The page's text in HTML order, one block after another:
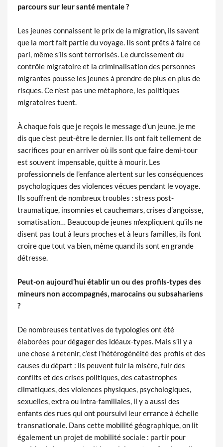
parcours sur leur santé mentale ?
Les jeunes connaissent le prix de la migration, ils savent
que la mort fait partie du voyage. Ils sont prêts à faire ce
pari, même s’ils sont terrorisés. Le durcissement du
contrôle migratoire et la criminalisation des personnes
migrantes pousse les jeunes à prendre de plus en plus de
risques. Ce n’est pas une métaphore, les politiques
migratoires tuent.
À chaque fois que je reçois le message d’un jeune, je me
dis que c’est peut-être le dernier. Ils ont fait tellement de
sacrifices pour en arriver où ils sont que faire demi-tour
est souvent impensable, quitte à mourir. Les
professionnels de l’enfance alertent sur les conséquences
psychologiques des violences vécues pendant le voyage.
Ils souffrent de nombreux troubles : stress post-
traumatique, insomnies et cauchemars, crises d’angoisse,
somatisation… Beaucoup de jeunes m’expliquent qu’ils ne
disent pas tout à leurs proches et à leurs familles, ils font
croire que tout va bien, même quand ils sont en grande
détresse.
Peut-on aujourd’hui établir un ou des profils-types des
mineurs non accompagnés, marocains ou subsahariens
?
De nombreuses tentatives de typologies ont été
élaborées pour dégager des idéaux-types. Mais s’il y a
une chose à retenir, c’est l’hétérogénéité des profils et des
causes du départ : ils peuvent fuir la misère, fuir des
conflits et des crises politiques, des catastrophes
climatiques, des violences physiques, psychologiques,
sexuelles, extra ou intra-familiales, il y a aussi des
enfants des rues qui ont poursuivi leur errance à échelle
transnationale. Dans cette mobilité géographique, on lit
également un projet de mobilité sociale : partir pour